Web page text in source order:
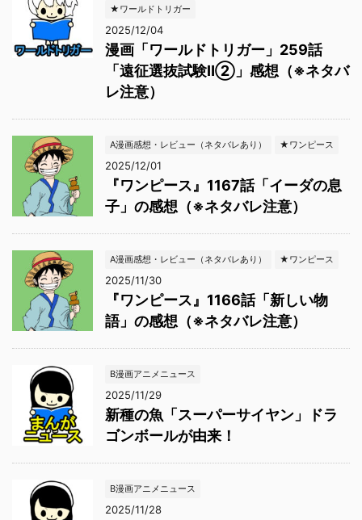
★ワールドトリガー
2025/12/04
漫画「ワールドトリガー」259話
「遠征選抜試験Ⅱ②」感想（※ネタバ
レ注意）
A漫画感想・レビュー（ネタバレあり） ★ワンピース
2025/12/01
『ワンピース』1167話「イーダの息
子」の感想（※ネタバレ注意）
A漫画感想・レビュー（ネタバレあり） ★ワンピース
2025/11/30
『ワンピース』1166話「新しい物
語」の感想（※ネタバレ注意）
B漫画アニメニュース
2025/11/29
新種の魚「スーパーサイヤン」ドラ
ゴンボールが由来！
B漫画アニメニュース
2025/11/28